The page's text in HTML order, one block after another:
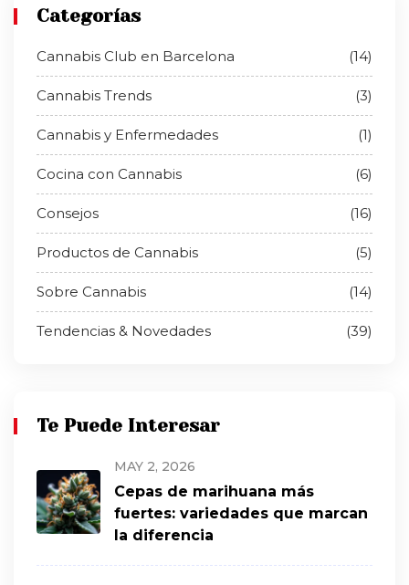
Categorías
Cannabis Club en Barcelona (14)
Cannabis Trends (3)
Cannabis y Enfermedades (1)
Cocina con Cannabis (6)
Consejos (16)
Productos de Cannabis (5)
Sobre Cannabis (14)
Tendencias & Novedades (39)
Te Puede Interesar
MAY 2, 2026
Cepas de marihuana más
fuertes: variedades que marcan
la diferencia